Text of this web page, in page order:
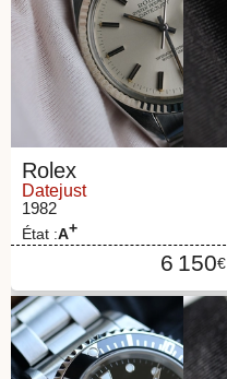
Rolex
Datejust
1982
État :A+
6 150€